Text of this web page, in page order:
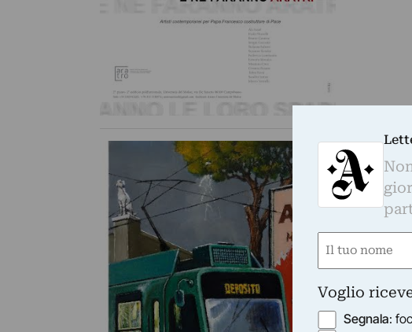
LASTELLINA
Sergio
LaStellina
mostra
Edoardo
Roma (RM)
Nome
Voglio
Segnala: